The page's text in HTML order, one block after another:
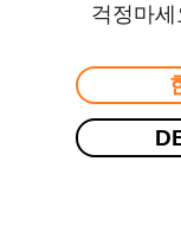
걱정마